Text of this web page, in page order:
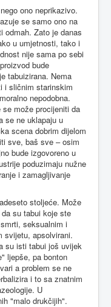
ono neprikazivo.
se samo ono na
odmah. Zato je danas
u umjetnosti, tako i
nije sama po sebi
bude
tabuizirana. Nema
i sličnim starinskim
nepodobna.
može procijeniti da
se ne uklapaju u
scena dobrim dijelom
sve, baš sve – osim
bude izgovoreno u
poduzimaju nužne
i zamagljivanje
stoljeće. Može
su tabui koje ste
seksualnim i
svijetu, apsolvirani.
su isti tabui još uvijek
ljepše, pa bonton
a problem se ne
i to sa znatnim
U
"malo drukčijih".